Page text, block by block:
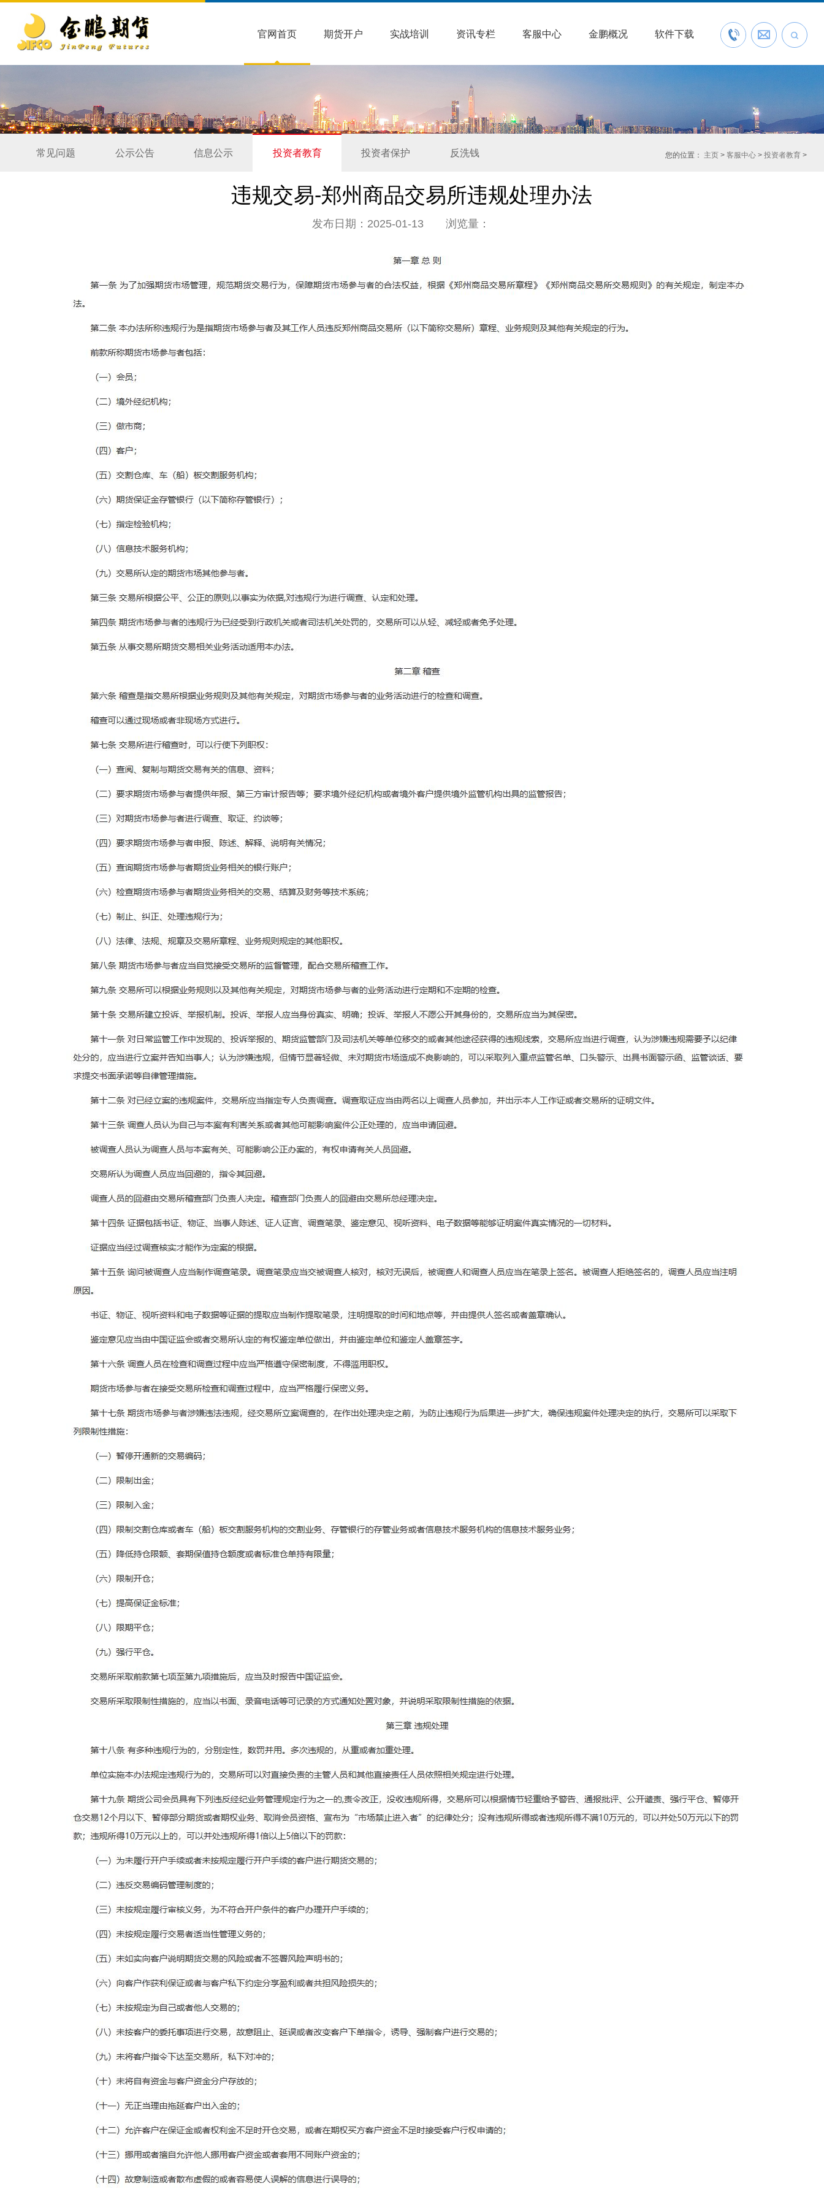
联系我们预约开户
官网首页 期货开户 实战培训 资讯专栏 客服中心 金鹏概况 软件下载
常见问题 公示公告 信息公示 投资者教育 投资者保护 反洗钱 您的位置： 主页 >客服中心 >投资者教育 >
违规交易-郑州商品交易所违规处理办法
发布日期：2025-01-13 浏览量：